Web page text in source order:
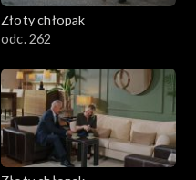
Złoty chłopak
odc. 262